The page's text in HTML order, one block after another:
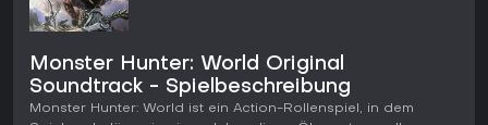
Monster Hunter: World Original
Soundtrack - Spielbeschreibung
Monster Hunter: World ist ein Action-Rollenspiel, in dem